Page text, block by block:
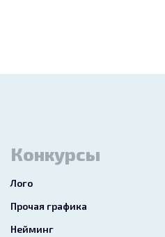
Конкурсы
Лого
Прочая графика
Нейминг